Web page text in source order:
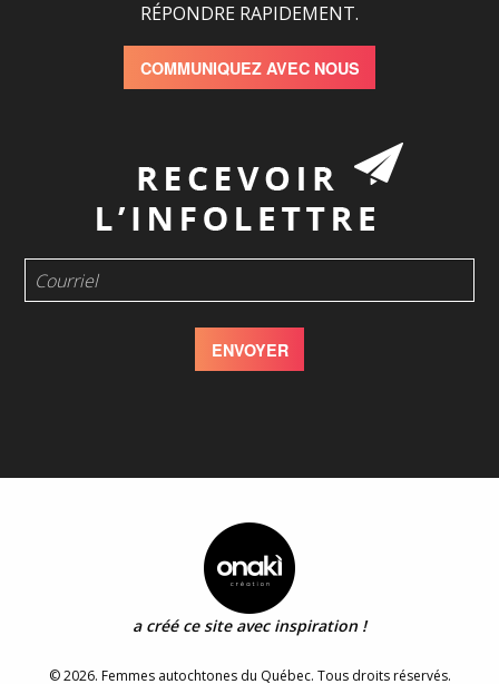
RÉPONDRE RAPIDEMENT.
COMMUNIQUEZ AVEC NOUS
a créé ce site avec inspiration !
© 2026. Femmes autochtones du Québec. Tous droits réservés.